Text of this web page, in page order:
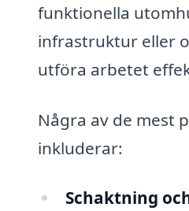
funktionella
infrastruktur eller
utföra arbetet
Några av de mest
inkluderar:
Schaktning